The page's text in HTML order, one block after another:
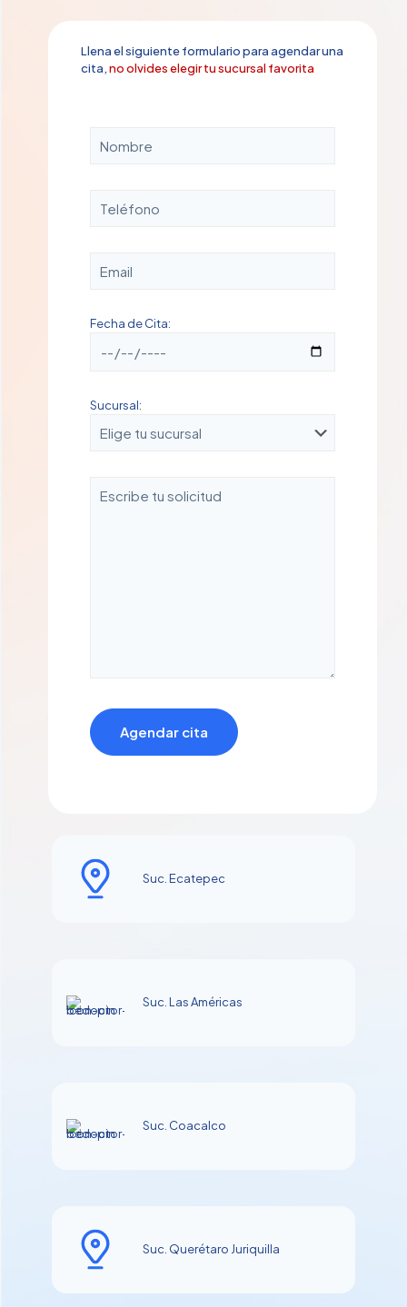
Llena el siguiente formulario para agendar una
cita,no olvides elegir tu sucursal favorita
Fecha de Cita:
Sucursal:
Suc. Ecatepec
Suc. Las Américas
Suc. Coacalco
Suc. Querétaro Juriquilla